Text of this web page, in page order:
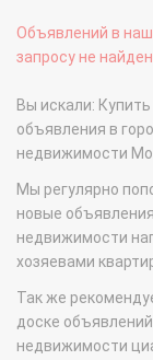
Объявлений в
запросу не
Вы искали:
объявления в
недвижимости
Мы регулярно
новые
недвижимости
хозяевами
Так же
доске
недвижимости